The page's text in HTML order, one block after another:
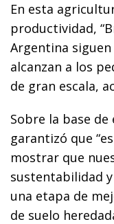
En esta
productividad,
Argentina
alcanzan a los
de gran escala,
Sobre la base
garantizó que
mostrar que
sustentabilidad
una etapa de
de suelo